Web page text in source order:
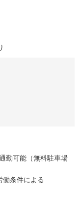
勤可能（無料駐車場
働条件による